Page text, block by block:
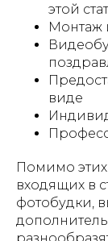
этой
Монтаж
виде
Помимо этих
входящих в
фотобудки,